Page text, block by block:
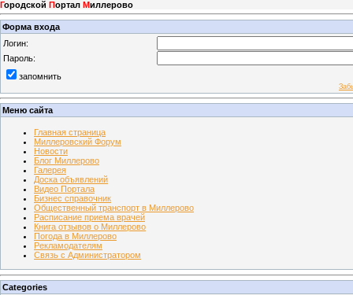
Городской Портал Миллерово
Форма входа
Логин:
Пароль:
запомнить
Меню сайта
Главная страница
Миллеровский Форум
Новости
Блог Миллерово
Галерея
Доска объявлений
Видео Портала
Бизнес справочник
Общественный транспорт в Миллерово
Расписание приема врачей
Книга отзывов о Миллерово
Погода в Миллерово
Рекламодателям
Связь с Администратором
Categories